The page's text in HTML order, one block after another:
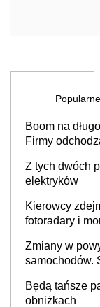
Popularne
Boom na
Firmy
Z tych dwóch
elektryków
Kierowcy
fotoradary i
Zmiany w
samochodów.
producenta
Będą tańsze
obniżkach